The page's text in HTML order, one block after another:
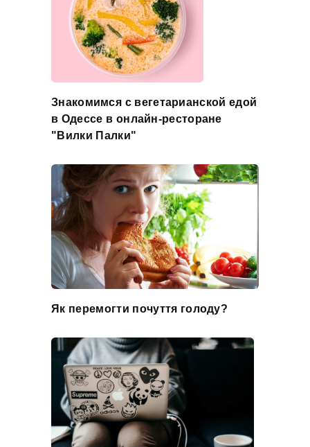
Знакомимся с вегетарианской едой
в Одессе в онлайн-ресторане
"Вилки Палки"
Як перемогти почуття голоду?